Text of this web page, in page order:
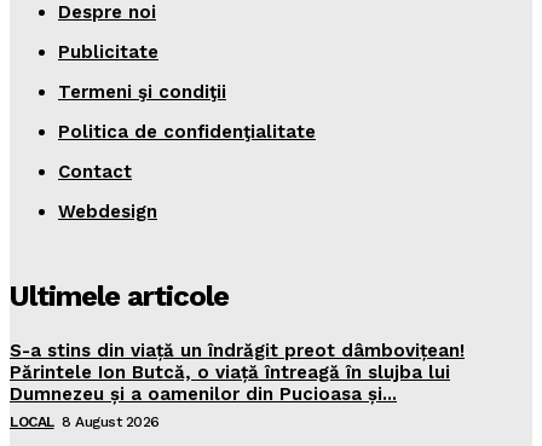
Despre noi
Publicitate
Termeni şi condiţii
Politica de confidenţialitate
Contact
Webdesign
Ultimele articole
S-a stins din viață un îndrăgit preot dâmbovițean!
Părintele Ion Butcă, o viață întreagă în slujba lui
Dumnezeu și a oamenilor din Pucioasa și...
LOCAL 8 August 2026